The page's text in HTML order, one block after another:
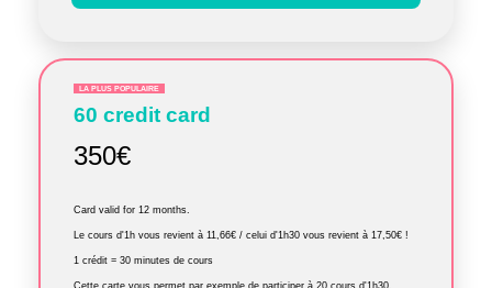
LA PLUS POPULAIRE
60 credit card
350€
Card valid for 12 months.
Le cours d'1h vous revient à 11,66€ / celui d'1h30 vous revient à 17,50€ !
1 crédit = 30 minutes de cours
Cette carte vous permet par exemple de participer à 20 cours d'1h30.